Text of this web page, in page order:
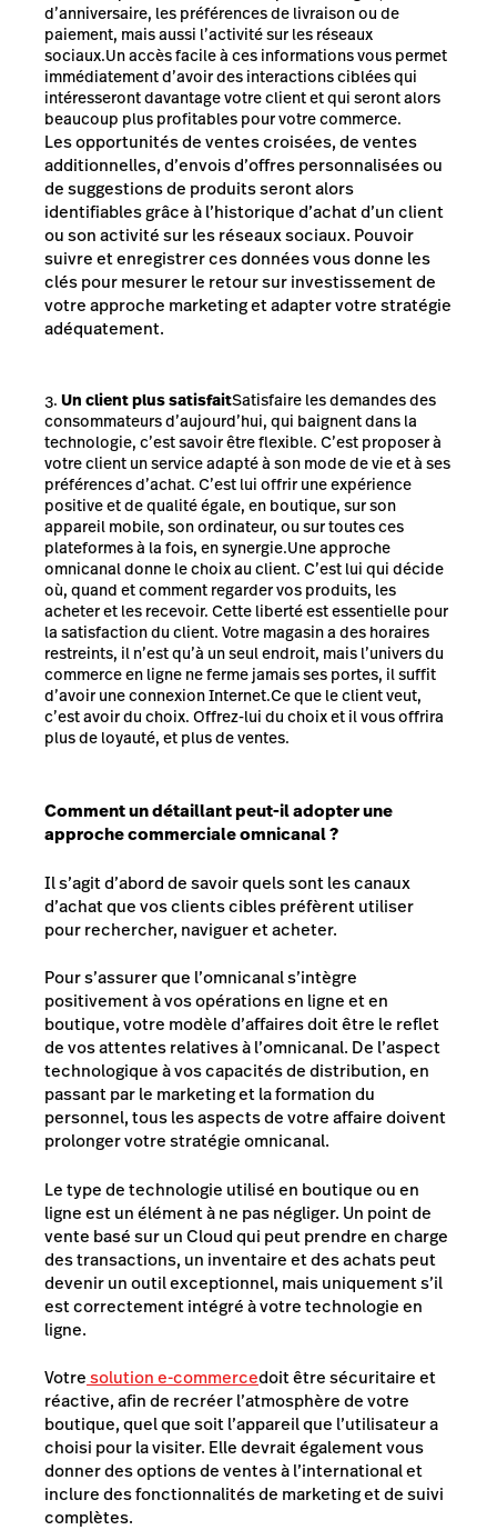
d’anniversaire, les préférences de livraison ou de
paiement, mais aussi l’activité sur les réseaux
sociaux.Un accès facile à ces informations vous permet
immédiatement d’avoir des interactions ciblées qui
intéresseront davantage votre client et qui seront alors
beaucoup plus profitables pour votre commerce.
Les opportunités de ventes croisées, de ventes
additionnelles, d’envois d’offres personnalisées ou
de suggestions de produits seront alors
identifiables grâce à l’historique d’achat d’un client
ou son activité sur les réseaux sociaux. Pouvoir
suivre et enregistrer ces données vous donne les
clés pour mesurer le retour sur investissement de
votre approche marketing et adapter votre stratégie
adéquatement.
Un client plus satisfaitSatisfaire les demandes des
consommateurs d’aujourd’hui, qui baignent dans la
technologie, c’est savoir être flexible. C’est proposer à
votre client un service adapté à son mode de vie et à ses
préférences d’achat. C’est lui offrir une expérience
positive et de qualité égale, en boutique, sur son
appareil mobile, son ordinateur, ou sur toutes ces
plateformes à la fois, en synergie.Une approche
omnicanal donne le choix au client. C’est lui qui décide
où, quand et comment regarder vos produits, les
acheter et les recevoir. Cette liberté est essentielle pour
la satisfaction du client. Votre magasin a des horaires
restreints, il n’est qu’à un seul endroit, mais l’univers du
commerce en ligne ne ferme jamais ses portes, il suffit
d’avoir une connexion Internet.Ce que le client veut,
c’est avoir du choix. Offrez-lui du choix et il vous offrira
plus de loyauté, et plus de ventes.
Comment un détaillant peut-il adopter une
approche commerciale omnicanal ?
Il s’agit d’abord de savoir quels sont les canaux
d’achat que vos clients cibles préfèrent utiliser
pour rechercher, naviguer et acheter.
Pour s’assurer que l’omnicanal s’intègre
positivement à vos opérations en ligne et en
boutique, votre modèle d’affaires doit être le reflet
de vos attentes relatives à l’omnicanal. De l’aspect
technologique à vos capacités de distribution, en
passant par le marketing et la formation du
personnel, tous les aspects de votre affaire doivent
prolonger votre stratégie omnicanal.
Le type de technologie utilisé en boutique ou en
ligne est un élément à ne pas négliger. Un point de
vente basé sur un Cloud qui peut prendre en charge
des transactions, un inventaire et des achats peut
devenir un outil exceptionnel, mais uniquement s’il
est correctement intégré à votre technologie en
ligne.
Votresolution e-commercedoit être sécuritaire et
réactive, afin de recréer l’atmosphère de votre
boutique, quel que soit l’appareil que l’utilisateur a
choisi pour la visiter. Elle devrait également vous
donner des options de ventes à l’international et
inclure des fonctionnalités de marketing et de suivi
complètes.